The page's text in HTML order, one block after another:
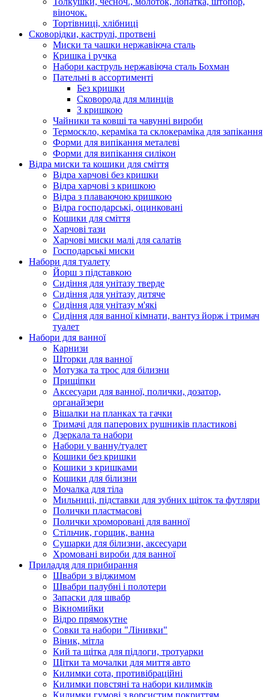
віночок.
Тортівниці, хлібниці
Сковорідки, каструлі, протвені
Миски та чашки нержавіюча сталь
Кришка і ручка
Набори каструль нержавіюча сталь Бохман
Пательні в ассортименті
Без кришки
Сковорода для млинців
З кришкою
Чайники та ковші та чавунні вироби
Термоскло, кераміка та склокераміка для запікання
Форми для випікання металеві
Форми для випікання силікон
Відра миски та кошики для сміття
Відра харчові без кришки
Відра харчові з кришкою
Відра з плаваючою кришкою
Відра господарські, оцинковані
Кошики для сміття
Харчові тази
Харчові миски малі для салатів
Господарські миски
Набори для туалету
Йорш з підставкою
Сидіння для унітазу тверде
Сидіння для унітазу дитяче
Сидіння для унітазу м'які
Сидіння для ванної кімнати, вантуз йорж і тримач
туалет
Набори для ванної
Карнизи
Шторки для ванної
Мотузка та трос для білизни
Прищіпки
Аксесуари для ванної, полички, дозатор,
органайзери
Вішалки на планках та гачки
Тримачі для паперових рушників пластикові
Дзеркала та набори
Набори у ванну/туалет
Кошики без кришки
Кошики з кришками
Кошики для білизни
Мочалка для тіла
Мильниці, підставки для зубних щіток та футляри
Полички пластмасові
Полички хроморовані для ванної
Стільчик, горщик, ванна
Сушарки для білизни, аксесуари
Хромовані вироби для ванної
Приладдя для прибирання
Швабри з віджимом
Швабри палубні і полотери
Запаски для швабр
Вікномийки
Відро прямокутне
Совки та набори "Лінивки"
Віник, мітла
Кий та щітка для підлоги, тротуарки
Щітки та мочалки для миття авто
Килимки сота, противібраційні
Килимки повстяні та набори килимків
Килимки гумові з ворсистим покриттям